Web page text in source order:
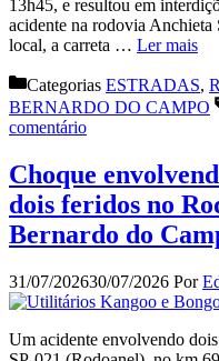
13h45, e resultou em
acidente na rodovia Anchieta
local, a carreta … Ler mais
Categorias ESTRADAS,
BERNARDO DO CAMPO
comentário
Choque
dois feridos no
Bernardo do
31/07/202630/07/2026 Por
Um acidente envolvendo